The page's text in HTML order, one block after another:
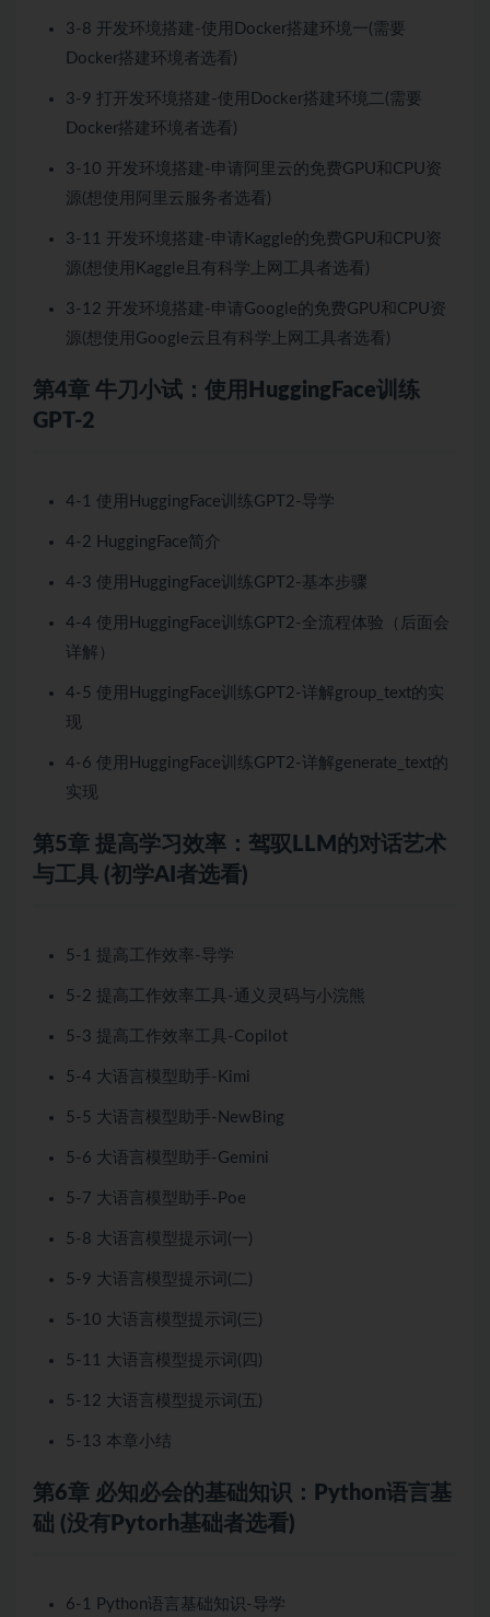
3-8 开发环境搭建-使用Docker搭建环境一(需要
Docker搭建环境者选看)
3-9 打开发环境搭建-使用Docker搭建环境二(需要
Docker搭建环境者选看)
3-10 开发环境搭建-申请阿里云的免费GPU和CPU资
源(想使用阿里云服务者选看)
3-11 开发环境搭建-申请Kaggle的免费GPU和CPU资
源(想使用Kaggle且有科学上网工具者选看)
3-12 开发环境搭建-申请Google的免费GPU和CPU资
源(想使用Google云且有科学上网工具者选看)
第4章 牛刀小试：使用HuggingFace训练
GPT-2
4-1 使用HuggingFace训练GPT2-导学
4-2 HuggingFace简介
4-3 使用HuggingFace训练GPT2-基本步骤
4-4 使用HuggingFace训练GPT2-全流程体验（后面会
详解）
4-5 使用HuggingFace训练GPT2-详解group_text的实
现
4-6 使用HuggingFace训练GPT2-详解generate_text的
实现
第5章 提高学习效率：驾驭LLM的对话艺术
与工具 (初学AI者选看)
5-1 提高工作效率-导学
5-2 提高工作效率工具-通义灵码与小浣熊
5-3 提高工作效率工具-Copilot
5-4 大语言模型助手-Kimi
5-5 大语言模型助手-NewBing
5-6 大语言模型助手-Gemini
5-7 大语言模型助手-Poe
5-8 大语言模型提示词(一)
5-9 大语言模型提示词(二)
5-10 大语言模型提示词(三)
5-11 大语言模型提示词(四)
5-12 大语言模型提示词(五)
5-13 本章小结
第6章 必知必会的基础知识：Python语言基
础 (没有Pytorh基础者选看)
6-1 Python语言基础知识-导学